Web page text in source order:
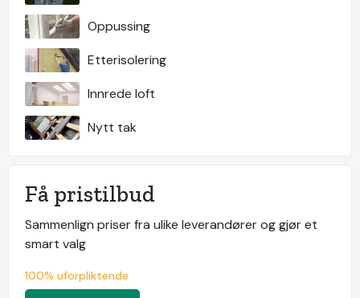
Oppussing
Etterisolering
Innrede loft
Nytt tak
Få pristilbud
Sammenlign priser fra ulike leverandører og gjør et
smart valg
100% uforpliktende